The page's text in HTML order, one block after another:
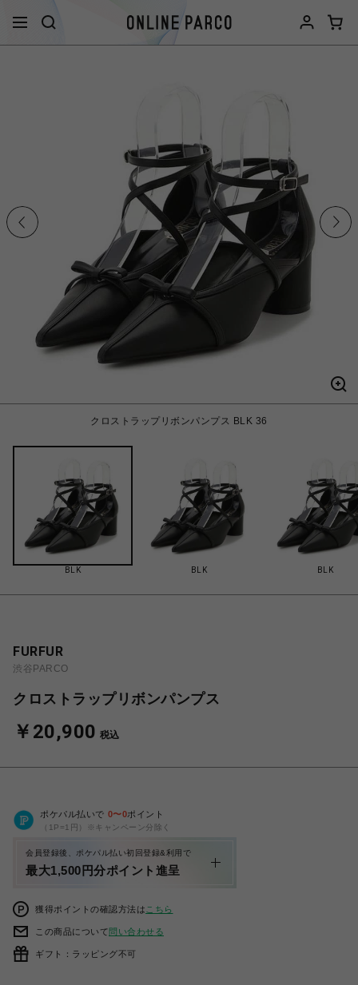
クロストラップリボンパンプス BLK 36
BLK BLK BLK
FURFUR
渋谷PARCO
クロストラップリボンパンプス
￥20,900 税込
ポケパル払いで 0〜0ポイント
（1P=1円）※キャンペーン分除く
会員登録後、ポケパル払い初回登録&利用で
最大1,500円分ポイント進呈
獲得ポイントの確認方法は こちら
この商品について問い合わせる
ギフト：ラッピング不可